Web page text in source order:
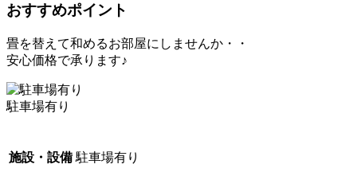
おすすめポイント
畳を替えて和めるお部屋にしませんか・・
安心価格で承ります♪
駐車場有り
施設・設備 駐車場有り